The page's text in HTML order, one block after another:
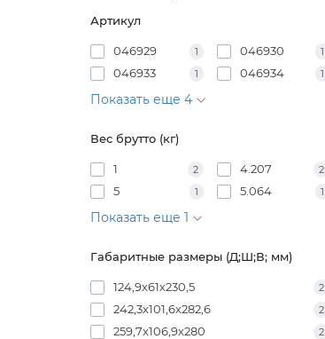
Артикул
046929 1 046930 1
046933 1 046934 1
Показать еще 4
Вес брутто (кг)
1 2 4.207 2
5 1 5.064 1
Показать еще 1
Габаритные размеры (Д;Ш;В; мм)
124,9х61х230,5 2
242,3х101,6х282,6 2
259,7х106,9х280 2